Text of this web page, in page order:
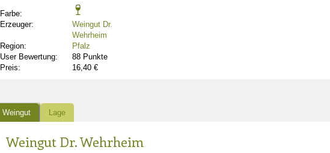
Farbe:
Erzeuger:
Weingut Dr.
Wehrheim
Region:
Pfalz
User Bewertung:
88 Punkte
Preis:
16,40 €
Weingut Lage
Weingut Dr. Wehrheim